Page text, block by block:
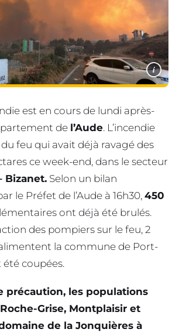
i
est en cours de lundi après-
de l’Aude. L’incendie
feu qui avait déjà ravagé des
ce week-end, dans le secteur
Bizanet. Selon un bilan
le Préfet de l’Aude à 16h30, 450
ont déjà été brulés.
des pompiers sur le feu, 2
la commune de Port-
coupées.
précaution, les populations
Grise, Montplaisir et
de la Jonquières à